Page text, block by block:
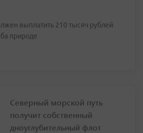
выплатить 210 тысяч рублей
природе
Северный морской путь
получит собственный
дноуглубительный флот